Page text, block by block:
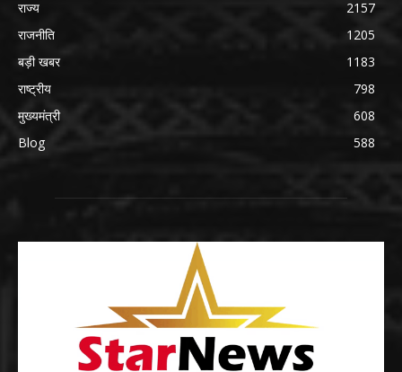
राज्य
2157
राजनीति
1205
बड़ी खबर
1183
राष्ट्रीय
798
मुख्यमंत्री
608
Blog
588